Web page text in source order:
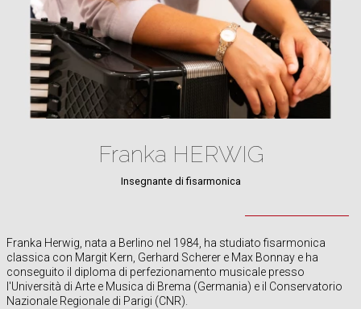
Franka HERWIG
Insegnante di fisarmonica
Franka Herwig, nata a Berlino nel 1984, ha studiato fisarmonica
classica con Margit Kern, Gerhard Scherer e Max Bonnay e ha
conseguito il diploma di perfezionamento musicale presso
l'Università di Arte e Musica di Brema (Germania) e il Conservatorio
Nazionale Regionale di Parigi (CNR).